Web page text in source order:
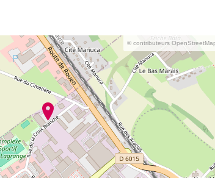
© contributeurs